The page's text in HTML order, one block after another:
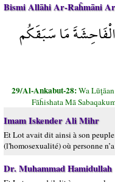
Bismi Allāhi Ar-Raĥmāni
الْفَاحِشَةَ مَا سَبَقَكُم
29/Al-Ankabut-28:Wa
Fāĥishata Mā
Imam Iskender Ali Mihr
Et Lot avait dit ainsi à son
(l'homosexualité) où personne
Dr. Muhammad Hamidullah